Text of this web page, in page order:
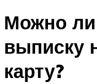
Можно
выписку
карту?